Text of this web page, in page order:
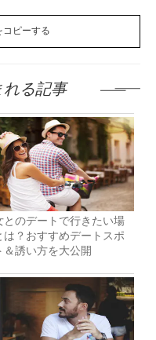
コピーする
れる記事
とのデートで行きたい場
は？おすすめデートスポ
＆誘い方を大公開